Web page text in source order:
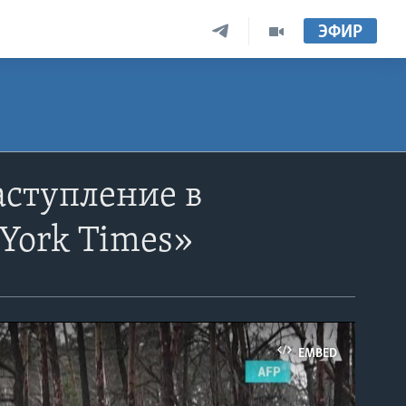
ЭФИР
в
Times»
EMBED